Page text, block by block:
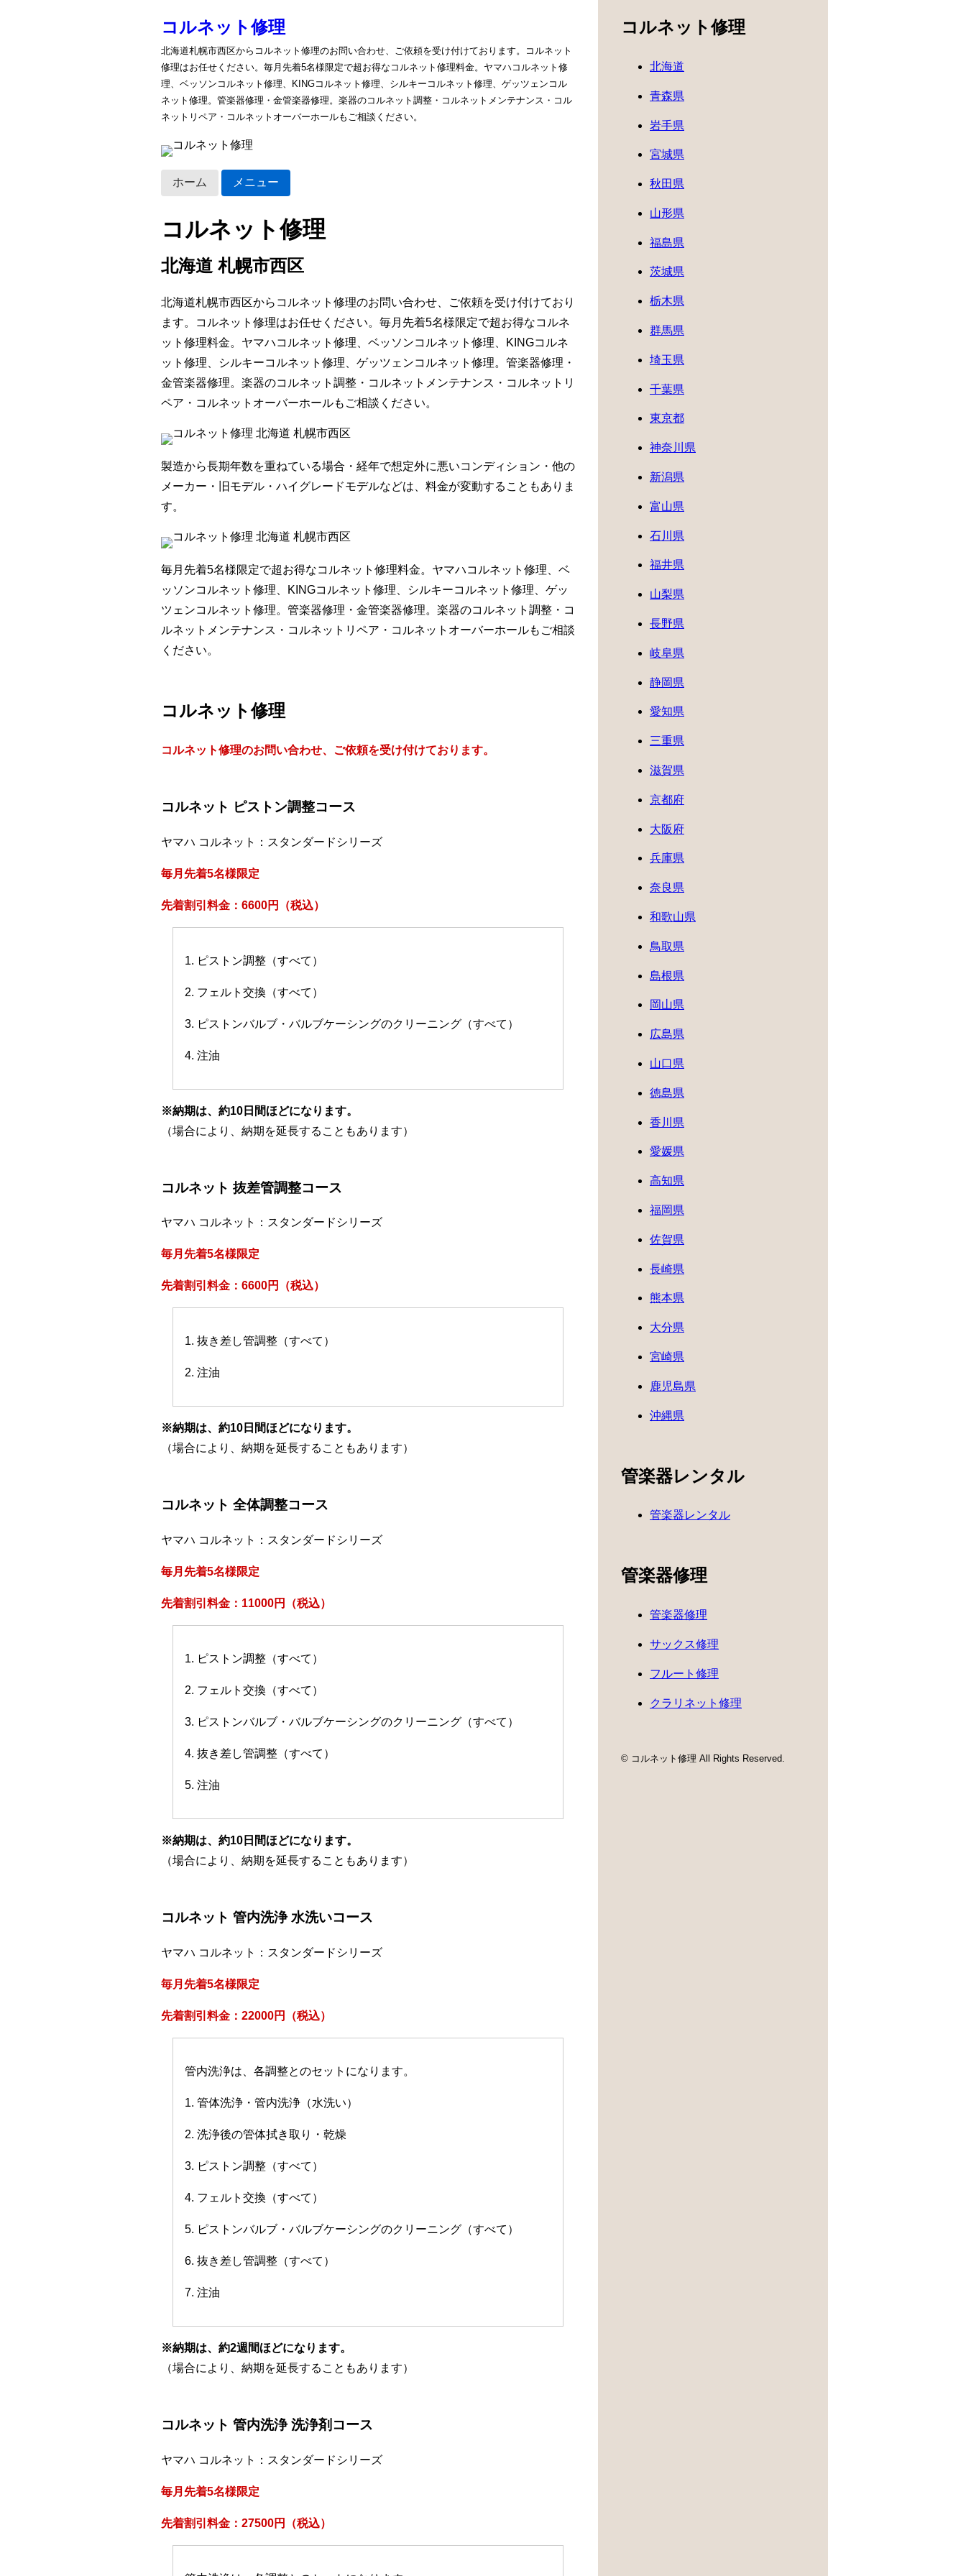
コルネット修理
北海道札幌市西区からコルネット修理のお問い合わせ、ご依頼を受け付けております。コルネット
修理はお任せください。毎月先着5名様限定で超お得なコルネット修理料金。ヤマハコルネット修
理、ベッソンコルネット修理、KINGコルネット修理、シルキーコルネット修理、ゲッツェンコル
ネット修理。管楽器修理・金管楽器修理。楽器のコルネット調整・コルネットメンテナンス・コル
ネットリペア・コルネットオーバーホールもご相談ください。
ホーム メニュー
コルネット修理
北海道 札幌市西区
北海道札幌市西区からコルネット修理のお問い合わせ、ご依頼を受け付けており
ます。コルネット修理はお任せください。毎月先着5名様限定で超お得なコルネ
ット修理料金。ヤマハコルネット修理、ベッソンコルネット修理、KINGコルネ
ット修理、シルキーコルネット修理、ゲッツェンコルネット修理。管楽器修理・
金管楽器修理。楽器のコルネット調整・コルネットメンテナンス・コルネットリ
ペア・コルネットオーバーホールもご相談ください。
製造から長期年数を重ねている場合・経年で想定外に悪いコンディション・他の
メーカー・旧モデル・ハイグレードモデルなどは、料金が変動することもありま
す。
毎月先着5名様限定で超お得なコルネット修理料金。ヤマハコルネット修理、ベ
ッソンコルネット修理、KINGコルネット修理、シルキーコルネット修理、ゲッ
ツェンコルネット修理。管楽器修理・金管楽器修理。楽器のコルネット調整・コ
ルネットメンテナンス・コルネットリペア・コルネットオーバーホールもご相談
ください。
コルネット修理
コルネット修理のお問い合わせ、ご依頼を受け付けております。
コルネット ピストン調整コース
ヤマハ コルネット：スタンダードシリーズ
毎月先着5名様限定
先着割引料金：6600円（税込）
1. ピストン調整（すべて）
2. フェルト交換（すべて）
3. ピストンバルブ・バルブケーシングのクリーニング（すべて）
4. 注油
※納期は、約10日間ほどになります。
（場合により、納期を延長することもあります）
コルネット 抜差管調整コース
ヤマハ コルネット：スタンダードシリーズ
毎月先着5名様限定
先着割引料金：6600円（税込）
1. 抜き差し管調整（すべて）
2. 注油
※納期は、約10日間ほどになります。
（場合により、納期を延長することもあります）
コルネット 全体調整コース
ヤマハ コルネット：スタンダードシリーズ
毎月先着5名様限定
先着割引料金：11000円（税込）
1. ピストン調整（すべて）
2. フェルト交換（すべて）
3. ピストンバルブ・バルブケーシングのクリーニング（すべて）
4. 抜き差し管調整（すべて）
5. 注油
※納期は、約10日間ほどになります。
（場合により、納期を延長することもあります）
コルネット 管内洗浄 水洗いコース
ヤマハ コルネット：スタンダードシリーズ
毎月先着5名様限定
先着割引料金：22000円（税込）
管内洗浄は、各調整とのセットになります。
1. 管体洗浄・管内洗浄（水洗い）
2. 洗浄後の管体拭き取り・乾燥
3. ピストン調整（すべて）
4. フェルト交換（すべて）
5. ピストンバルブ・バルブケーシングのクリーニング（すべて）
6. 抜き差し管調整（すべて）
7. 注油
※納期は、約2週間ほどになります。
（場合により、納期を延長することもあります）
コルネット 管内洗浄 洗浄剤コース
ヤマハ コルネット：スタンダードシリーズ
毎月先着5名様限定
先着割引料金：27500円（税込）
コルネット修理
北海道
青森県
岩手県
宮城県
秋田県
山形県
福島県
茨城県
栃木県
群馬県
埼玉県
千葉県
東京都
神奈川県
新潟県
富山県
石川県
福井県
山梨県
長野県
岐阜県
静岡県
愛知県
三重県
滋賀県
京都府
大阪府
兵庫県
奈良県
和歌山県
鳥取県
島根県
岡山県
広島県
山口県
徳島県
香川県
愛媛県
高知県
福岡県
佐賀県
長崎県
熊本県
大分県
宮崎県
鹿児島県
沖縄県
管楽器レンタル
管楽器レンタル
管楽器修理
管楽器修理
サックス修理
フルート修理
クラリネット修理
© コルネット修理 All Rights Reserved.